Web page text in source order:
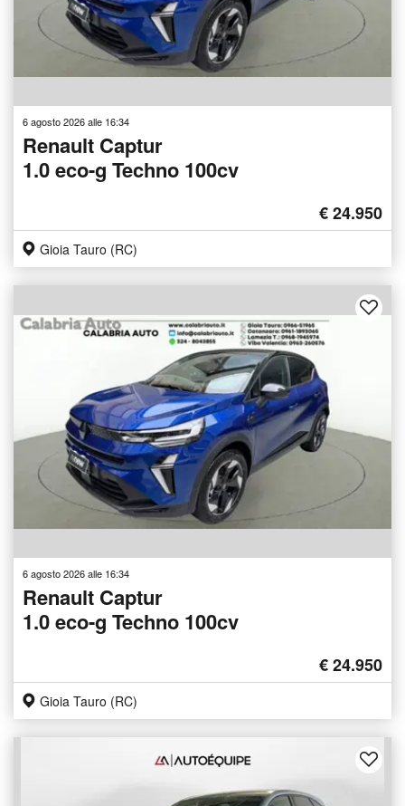
6 agosto 2026 alle 16:34
Renault Captur
1.0 eco-g Techno 100cv
€ 24.950
Gioia Tauro (RC)
6 agosto 2026 alle 16:34
Renault Captur
1.0 eco-g Techno 100cv
€ 24.950
Gioia Tauro (RC)